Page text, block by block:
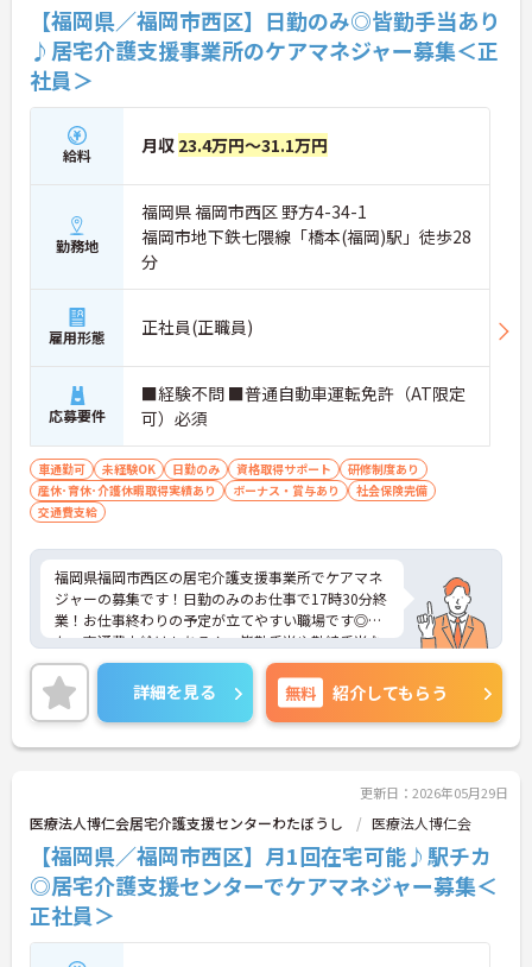
【福岡県／福岡市西区】日勤のみ◎皆勤手当あり
♪居宅介護支援事業所のケアマネジャー募集＜正
社員＞
給料 月収 23.4万円～31.1万円
勤務地
福岡県 福岡市西区 野方4-34-1
福岡市地下鉄七隈線「橋本(福岡)駅」徒歩28
分
雇用形態 正社員(正職員)
応募要件
■経験不問 ■普通自動車運転免許（AT限定
可）必須
車通勤可 未経験OK 日勤のみ 資格取得サポート
研修制度あり
産休･育休･介護休暇取得実績あり
ボーナス・賞与あり
社会保険完備
交通費支給
福岡県福岡市西区の居宅介護支援事業所でケアマネ
ジャーの募集です！日勤のみのお仕事で17時30分終
業！お仕事終わりの予定が立てやすい職場です◎ま
た、交通費支給はもちろん、皆勤手当や勤続手当な
どの各種手当に加え、昇給や賞与ありで待遇面もば
っちり！レジャーや買い物の割引が利用できる福利
厚生サービスの導入もあり、安心して長く働きやす
い環境が整っています♪ご興味のある方は面接ポイ
ントをお伝えしますので、お気軽にご相談くださ
詳細を見る 無料 紹介してもらう
更新日：2026年05月29日
医療法人博仁会居宅介護支援センターわたぼうし 医療法人博仁会
【福岡県／福岡市西区】月1回在宅可能♪駅チカ
◎居宅介護支援センターでケアマネジャー募集＜
正社員＞